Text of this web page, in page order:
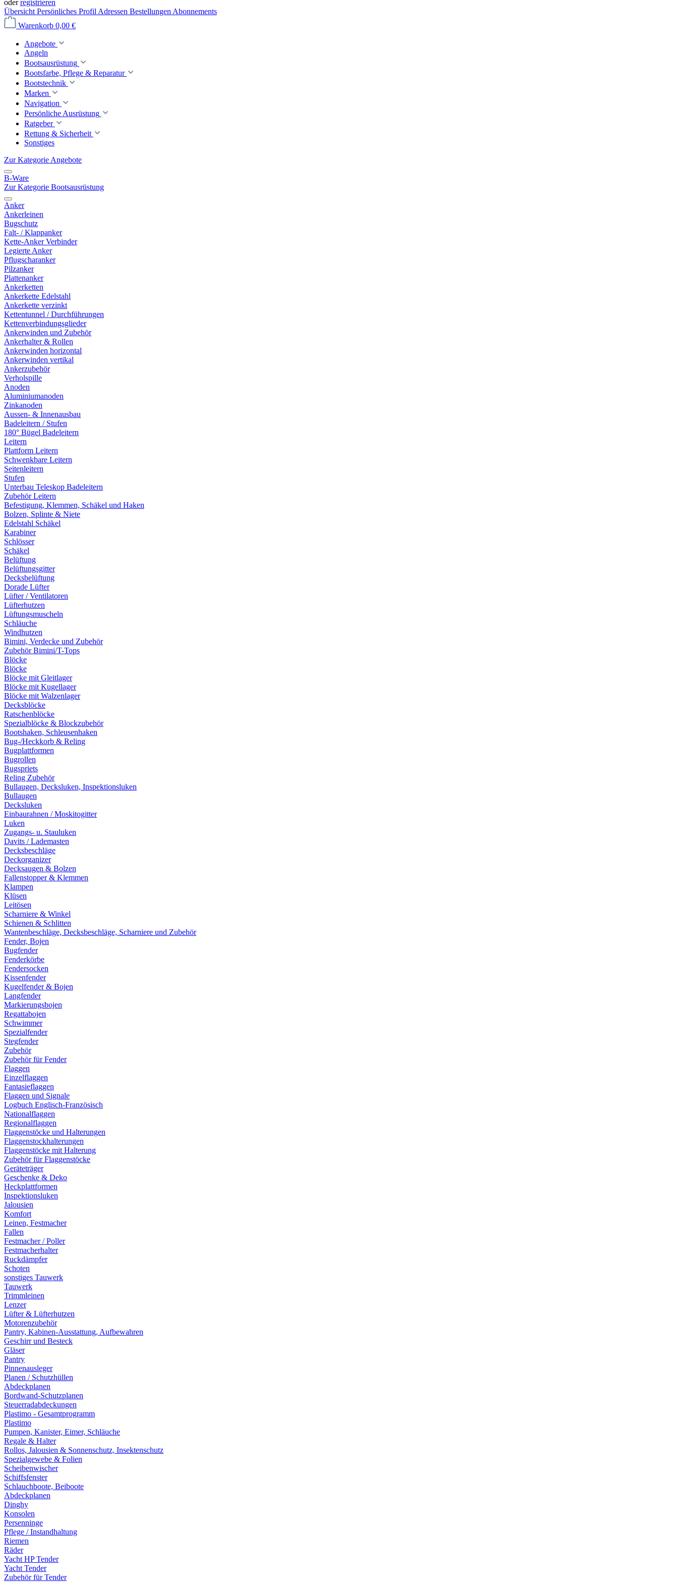
oderregistrieren
Übersicht Persönliches Profil Adressen Bestellungen Abonnements
Warenkorb 0,00 €
Angebote
Angeln
Bootsausrüstung
Bootsfarbe, Pflege & Reparatur
Bootstechnik
Marken
Navigation
Persönliche Ausrüstung
Ratgeber
Rettung & Sicherheit
Sonstiges
Zur Kategorie Angebote
B-Ware
Zur Kategorie Bootsausrüstung
Anker
Ankerleinen
Bugschutz
Falt- / Klappanker
Kette-Anker Verbinder
Legierte Anker
Pflugscharanker
Pilzanker
Plattenanker
Ankerketten
Ankerkette Edelstahl
Ankerkette verzinkt
Kettentunnel / Durchführungen
Kettenverbindungsglieder
Ankerwinden und Zubehör
Ankerhalter & Rollen
Ankerwinden horizontal
Ankerwinden vertikal
Ankerzubehör
Verholspille
Anoden
Aluminiumanoden
Zinkanoden
Aussen- & Innenausbau
Badeleitern / Stufen
180° Bügel Badeleitern
Leitern
Plattform Leitern
Schwenkbare Leitern
Seitenleitern
Stufen
Unterbau Teleskop Badeleitern
Zubehör Leitern
Befestigung, Klemmen, Schäkel und Haken
Bolzen, Splinte & Niete
Edelstahl Schäkel
Karabiner
Schlösser
Schäkel
Belüftung
Belüftungsgitter
Decksbelüftung
Dorade Lüfter
Lüfter / Ventilatoren
Lüfterhutzen
Lüftungsmuscheln
Schläuche
Windhutzen
Bimini, Verdecke und Zubehör
Zubehör Bimini/T-Tops
Blöcke
Blöcke
Blöcke mit Gleitlager
Blöcke mit Kugellager
Blöcke mit Walzenlager
Decksblöcke
Ratschenblöcke
Spezialblöcke & Blockzubehör
Bootshaken, Schleusenhaken
Bug-/Heckkorb & Reling
Bugplattformen
Bugrollen
Bugspriets
Reling Zubehör
Bullaugen, Decksluken, Inspektionsluken
Bullaugen
Decksluken
Einbaurahnen / Moskitogitter
Luken
Zugangs- u. Stauluken
Davits / Lademasten
Decksbeschläge
Deckorganizer
Decksaugen & Bolzen
Fallenstopper & Klemmen
Klampen
Klüsen
Leitösen
Scharniere & Winkel
Schienen & Schlitten
Wantenbeschläge, Decksbeschläge, Scharniere und Zubehör
Fender, Bojen
Bugfender
Fenderkörbe
Fendersocken
Kissenfender
Kugelfender & Bojen
Langfender
Markierungsbojen
Regattabojen
Schwimmer
Spezialfender
Stegfender
Zubehör
Zubehör für Fender
Flaggen
Einzelflaggen
Fantasieflaggen
Flaggen und Signale
Logbuch Englisch-Französisch
Nationalflaggen
Regionalflaggen
Flaggenstöcke und Halterungen
Flaggenstockhalterungen
Flaggenstöcke mit Halterung
Zubehör für Flaggenstöcke
Geräteträger
Geschenke & Deko
Heckplattformen
Inspektionsluken
Jalousien
Komfort
Leinen, Festmacher
Fallen
Festmacher / Poller
Festmacherhalter
Ruckdämpfer
Schoten
sonstiges Tauwerk
Tauwerk
Trimmleinen
Lenzer
Lüfter & Lüfterhutzen
Motorenzubehör
Pantry, Kabinen-Ausstattung, Aufbewahren
Geschirr und Besteck
Gläser
Pantry
Pinnenausleger
Planen / Schutzhüllen
Abdeckplanen
Bordwand-Schutzplanen
Steuerradabdeckungen
Plastimo - Gesamtprogramm
Plastimo
Pumpen, Kanister, Eimer, Schläuche
Regale & Halter
Rollos, Jalousien & Sonnenschutz, Insektenschutz
Spezialgewebe & Folien
Scheibenwischer
Schiffsfenster
Schlauchboote, Beiboote
Abdeckplanen
Dinghy
Konsolen
Persenninge
Pflege / Instandhaltung
Riemen
Räder
Yacht HP Tender
Yacht Tender
Zubehör für Tender